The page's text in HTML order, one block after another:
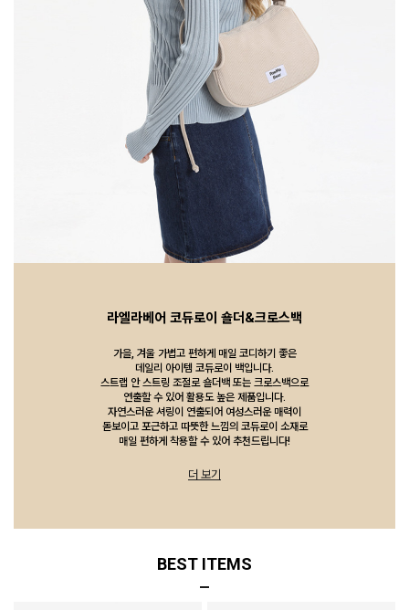
라엘라베어 코듀로이 숄더&크로스백
가을, 겨울 가볍고 편하게 매일 코디하기 좋은
데일리 아이템 코듀로이 백입니다.
스트랩 안 스트링 조절로 숄더백 또는 크로스백으로
연출할 수 있어 활용도 높은 제품입니다.
자연스러운 셔링이 연출되어 여성스러운 매력이
돋보이고 포근하고 따뜻한 느낌의 코듀로이 소재로
매일 편하게 착용할 수 있어 추천드립니다!
더 보기
BEST ITEMS